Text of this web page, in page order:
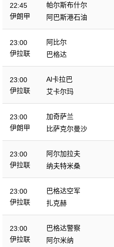
22:45
伊朗甲
帕尔斯布什尔
阿巴斯港石油
23:00
伊拉联
阿比尔
巴格达
23:00
伊拉联
Al卡拉巴
艾卡尔玛
23:00
伊朗甲
加奇萨兰
比萨克尔曼沙
23:00
伊拉联
阿尔加拉夫
纳夫特米桑
23:00
伊拉联
巴格达空军
扎克赫
23:00
伊拉联
巴格达警察
阿尔米纳